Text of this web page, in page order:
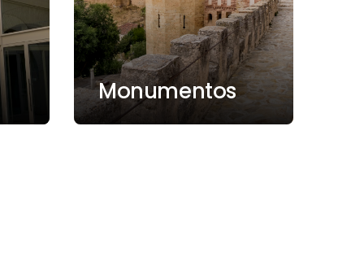
Monumentos